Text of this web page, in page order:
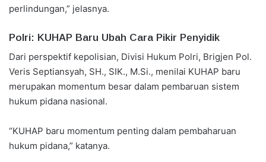
perlindungan,” jelasnya.
Polri: KUHAP Baru Ubah Cara Pikir Penyidik
Dari perspektif kepolisian, Divisi Hukum Polri, Brigjen Pol.
Veris Septiansyah, SH., SIK., M.Si., menilai KUHAP baru
merupakan momentum besar dalam pembaruan sistem
hukum pidana nasional.
“KUHAP baru momentum penting dalam pembaharuan
hukum pidana,” katanya.